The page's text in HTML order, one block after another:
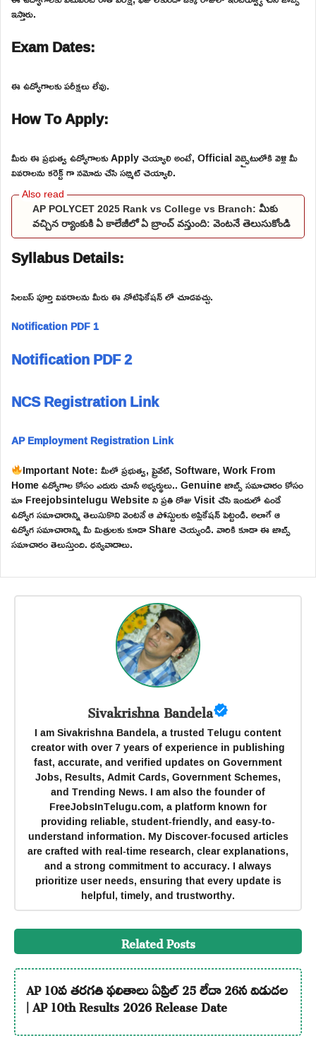
ఇస్తారు.
Exam Dates:
ఈ ఉద్యోగాలకు పరీక్షలు లేవు.
How To Apply:
మీరు ఈ ప్రభుత్వ ఉద్యోగాలకు Apply చెయ్యాలి అంటే, Official వెబ్సైటులోకి వెళ్లి మీ
వివరాలను కరెక్ట్ గా నమోదు చేసి సబ్మిట్ చెయ్యాలి.
AP POLYCET 2025 Rank vs College vs Branch: మీకు
వచ్చిన ర్యాంకుకి ఏ కాలేజీలో ఏ బ్రాంచ్ వస్తుంది: వెంటనే తెలుసుకోండి
Syllabus Details:
సిలబస్ పూర్తి వివరాలను మీరు ఈ నోటిఫికేషన్ లో చూడవచ్చు.
Notification PDF 1
Notification PDF 2
NCS Registration Link
AP Employment Registration Link
Important Note: మీలో ప్రభుత్వ, ప్రైవేట్, Software, Work From
Home ఉద్యోగాల కోసం ఎదురు చూసే అభ్యర్థులు.. Genuine జాబ్స్ సమాచారం కోసం
మా Freejobsintelugu Website ని ప్రతి రోజు Visit చేసి ఇందులో ఉండే
ఉద్యోగ సమాచారాన్ని తెలుసుకొని వెంటనే ఆ పోస్టులకు అప్లికేషన్ పెట్టండి. అలాగే ఆ
ఉద్యోగ సమాచారాన్ని మీ మిత్రులకు కూడా Share చెయ్యండి. వారికి కూడా ఈ జాబ్స్
సమాచారం తెలుస్తుంది. ధన్యవాదాలు.
Sivakrishna Bandela
I am Sivakrishna Bandela, a trusted Telugu content
creator with over 7 years of experience in publishing
fast, accurate, and verified updates on Government
Jobs, Results, Admit Cards, Government Schemes,
and Trending News. I am also the founder of
FreeJobsInTelugu.com, a platform known for
providing reliable, student-friendly, and easy-to-
understand information. My Discover-focused articles
are crafted with real-time research, clear explanations,
and a strong commitment to accuracy. I always
prioritize user needs, ensuring that every update is
helpful, timely, and trustworthy.
Related Posts
AP 10వ తరగతి ఫలితాలు ఏప్రిల్ 25 లేదా 26న విడుదల
| AP 10th Results 2026 Release Date